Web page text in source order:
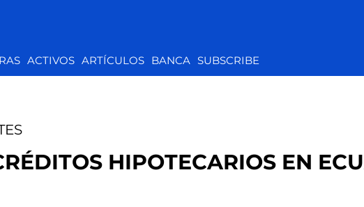
ACTIVOS ARTÍCULOS BANCA SUBSCRIBE
HIPOTECARIOS EN